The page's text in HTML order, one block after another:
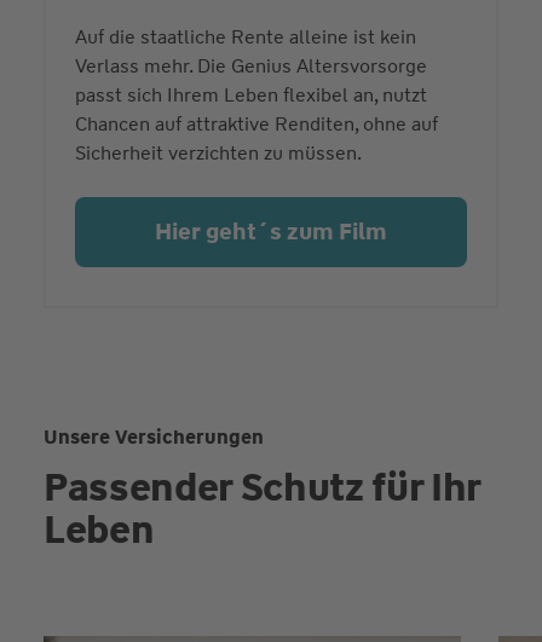
Auf die staatliche Rente alleine ist kein
Verlass mehr. Die Genius Altersvorsorge
passt sich Ihrem Leben flexibel an, nutzt
Chancen auf attraktive Renditen, ohne auf
Sicherheit verzichten zu müssen.
Hier geht´s zum Film
Unsere Versicherungen
Passender Schutz für Ihr
Leben